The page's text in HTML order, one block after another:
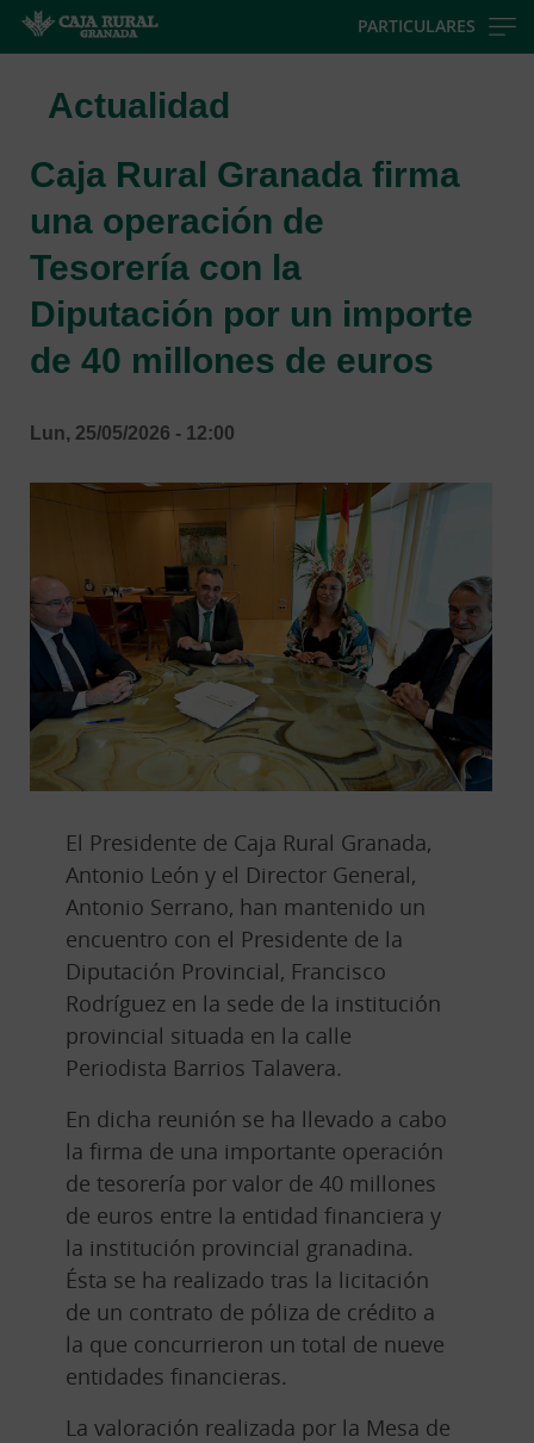
PARTICULARES
Actualidad
Caja Rural Granada firma
una operación de
Tesorería con la
Diputación por un importe
de 40 millones de euros
Lun, 25/05/2026 - 12:00
El Presidente de Caja Rural Granada,
Antonio León y el Director General,
Antonio Serrano, han mantenido un
encuentro con el Presidente de la
Diputación Provincial, Francisco
Rodríguez en la sede de la institución
provincial situada en la calle
Periodista Barrios Talavera.
En dicha reunión se ha llevado a cabo
la firma de una importante operación
de tesorería por valor de 40 millones
de euros entre la entidad financiera y
la institución provincial granadina.
Ésta se ha realizado tras la licitación
de un contrato de póliza de crédito a
la que concurrieron un total de nueve
entidades financieras.
La valoración realizada por la Mesa de